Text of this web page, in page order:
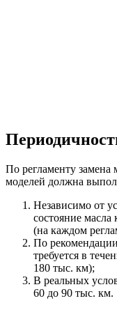
По регламенту
моделей должна
Независимо от
состояние
(на каждом
По
требуется в
180 тыс. км);
В реальных
60 до 90 тыс. км.